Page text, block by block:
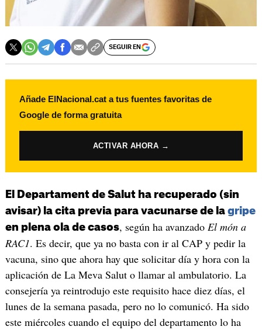
SEGUIR EN
Añade ElNacional.cat a tus fuentes favoritas de
Google de forma gratuita
ACTIVAR AHORA →
El Departament de Salut ha recuperado (sin
avisar) la cita previa para vacunarse de la gripe
en plena ola de casos, según ha avanzado El món a
RAC1. Es decir, que ya no basta con ir al CAP y pedir la
vacuna, sino que ahora hay que solicitar día y hora con la
aplicación de La Meva Salut o llamar al ambulatorio. La
consejería ya reintrodujo este requisito hace diez días, el
lunes de la semana pasada, pero no lo comunicó. Ha sido
este miércoles cuando el equipo del departamento lo ha